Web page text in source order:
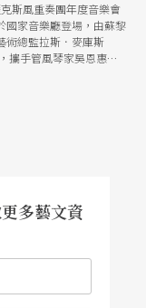
斯風重奏團年度音樂會
國家音樂廳登場，由蘇黎
術總監拉斯．麥庫斯
攜手管風琴家吳恩惠、
60人的跨樂器編制，挑
曲「管風琴」》。
多藝文資